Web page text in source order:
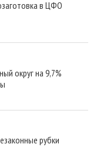
в ЦФО
округ на 9,7%
рубки